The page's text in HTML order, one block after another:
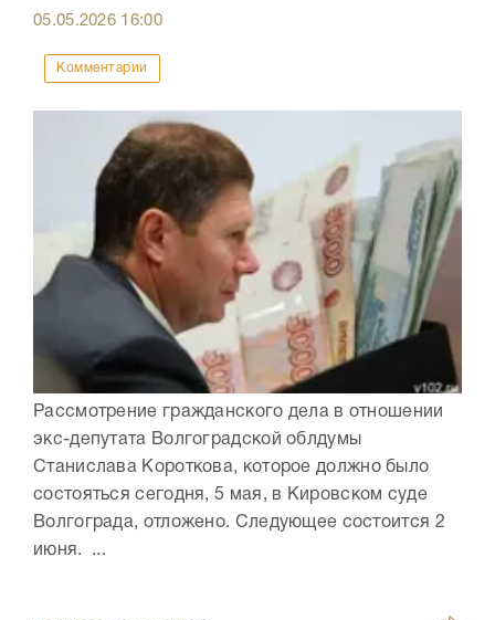
05.05.2026 16:00
Комментарии
Рассмотрение гражданского дела в отношении
экс-депутата Волгоградской облдумы
Станислава Короткова, которое должно было
состояться сегодня, 5 мая, в Кировском суде
Волгограда, отложено. Следующее состоится 2
июня. ...